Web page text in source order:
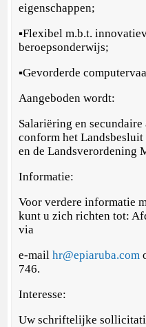
eigenschappen;
▪Flexibel m.b.t.
beroepsonderwijs;
▪Gevorderde
Aangeboden wordt:
Salariëring en
conform het
en de Landsverordening
Informatie:
Voor verdere informatie
kunt u zich richten tot:
via
e-mailhr@epiaruba.com
746.
Interesse:
Uw schriftelijke